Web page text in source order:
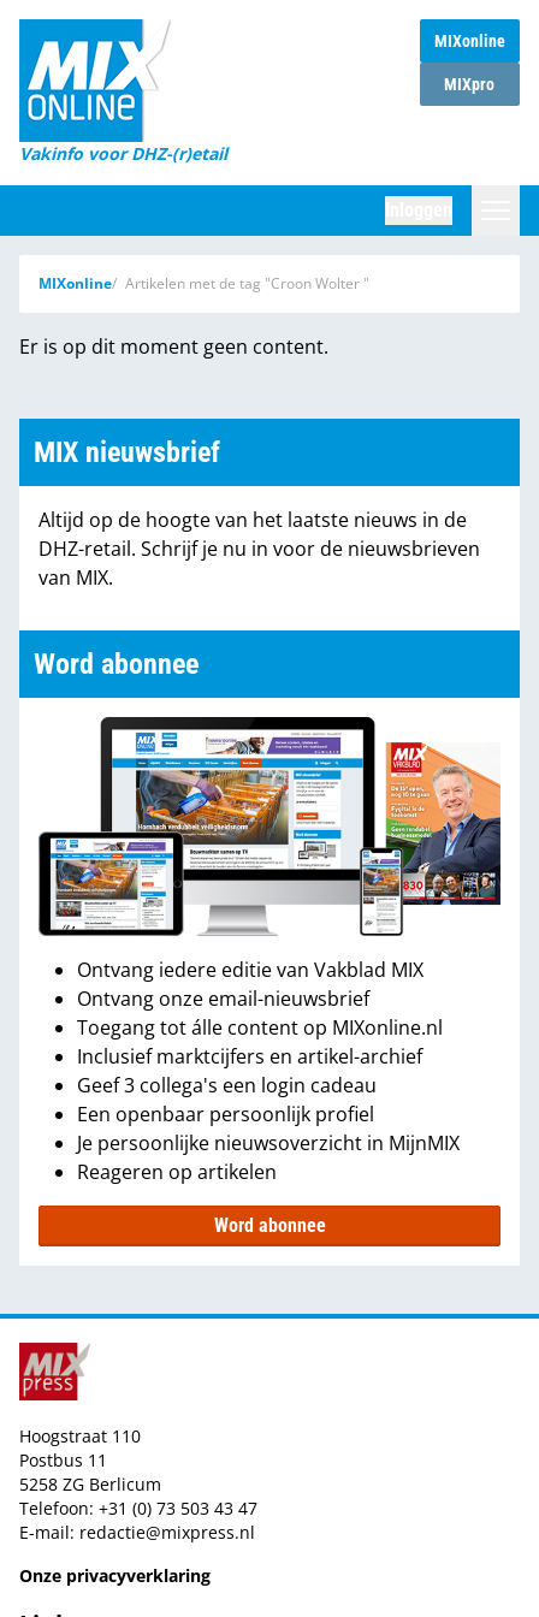
MIXonline
MIXpro
Vakinfo voor DHZ-(r)etail
Home
Magazines
DHZ Sessie
Marktcijfers
Word abonnee
MIXonline Artikelen met de tag "Croon Wolter "
Er is op dit moment geen content.
MIX nieuwsbrief
Altijd op de hoogte van het laatste nieuws in de
DHZ-retail. Schrijf je nu in voor de nieuwsbrieven
van MIX.
Word abonnee
Ontvang iedere editie van Vakblad MIX
Ontvang onze email-nieuwsbrief
Toegang tot álle content op MIXonline.nl
Inclusief marktcijfers en artikel-archief
Geef 3 collega's een login cadeau
Een openbaar persoonlijk profiel
Je persoonlijke nieuwsoverzicht in MijnMIX
Reageren op artikelen
Word abonnee
Hoogstraat 110
Postbus 11
5258 ZG Berlicum
Telefoon: +31 (0) 73 503 43 47
E-mail: redactie@mixpress.nl
Onze privacyverklaring